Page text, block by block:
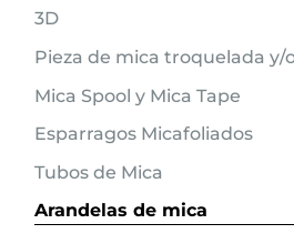
3D
Pieza de mica troquelada y/
Mica Spool y Mica Tape
Esparragos Micafoliados
Tubos de Mica
Arandelas de mica